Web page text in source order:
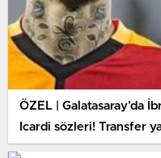
ÖZEL | Galatasaray’da
Icardi sözleri! Transfer